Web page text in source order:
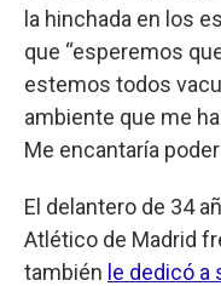
la hinchada en los
que “esperemos
estemos todos
ambiente que me
Me encantaría
El delantero de 34
Atlético de Madrid
también le dedicó a